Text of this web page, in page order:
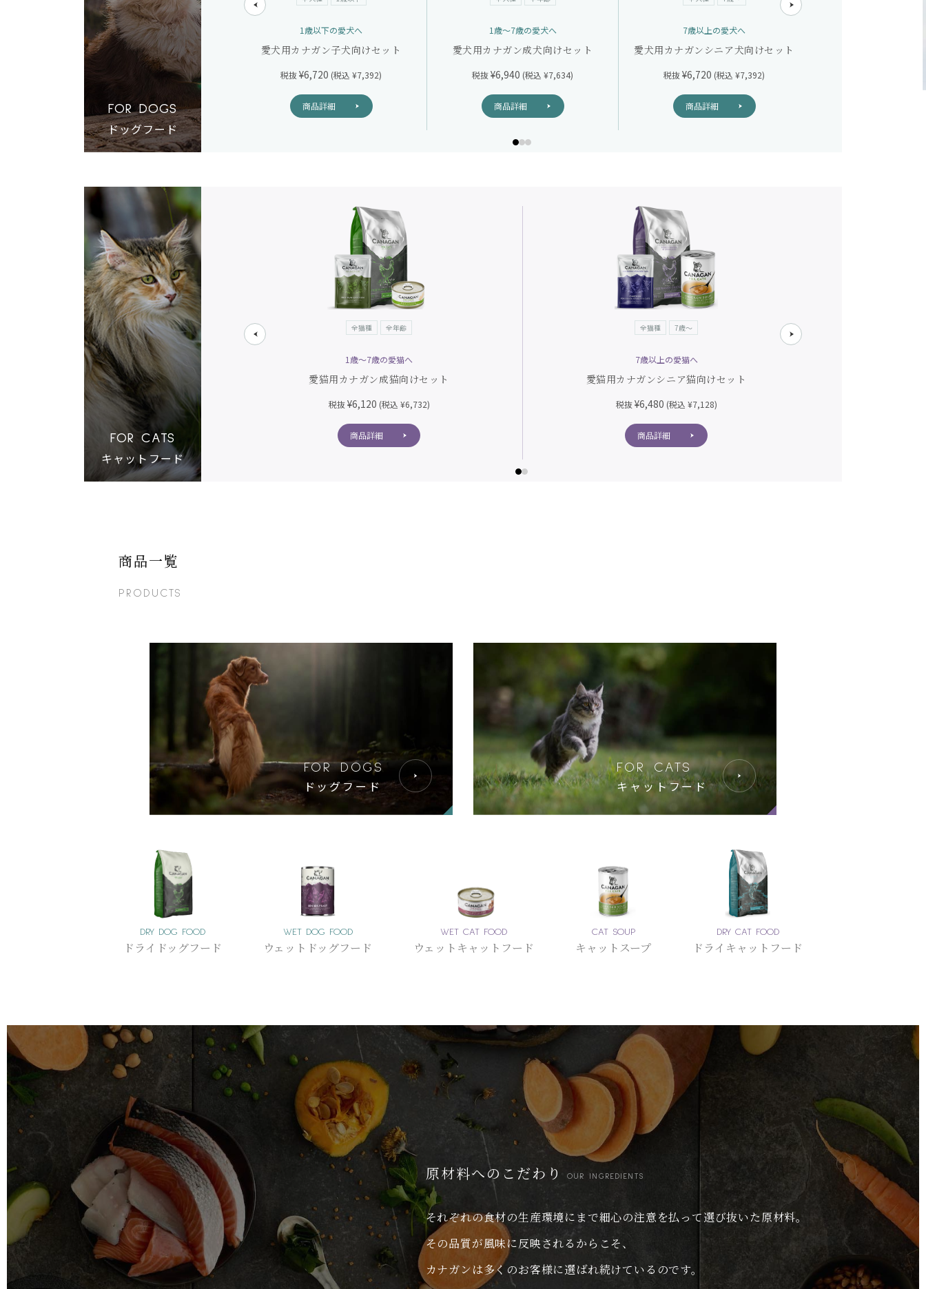
FOR DOGS
ドッグフード
7歳以上の愛犬へ
愛犬用カナガンシニア犬向けセット
(税込 ¥7,392)
商品詳細
1歳以下の愛犬へ
愛犬用カナガン子犬向けセット
税抜¥6,720 (税込 ¥7,392)
商品詳細
1歳～7歳の愛犬へ
愛犬用カナガン成犬向けセット
税抜¥6,940 (税込 ¥7,634)
商品詳細
7歳以上の愛犬へ
愛犬用カナガンシニア犬向けセット
税抜¥6,720 (税込 ¥7,392)
商品詳細
FOR CATS
キャットフード
7歳～
7歳以上の愛猫へ
愛猫用カナガンシニア猫向けセット
¥6,480(税込 ¥7,128)
全猫種 全年齢
1歳～7歳の愛猫へ
愛猫用カナガン成猫向けセット
税抜¥6,120 (税込 ¥6,732)
商品詳細
全猫種 7歳～
7歳以上の愛猫へ
愛猫用カナガンシニア猫向けセット
税抜¥6,480 (税込 ¥7,128)
商品詳細
商品一覧
PRODUCTS
FOR DOGS
ドッグフード
FOR CATS
キャットフード
DRY DOG FOOD
ドライドッグフード
WET DOG FOOD
ウェットドッグフード
WET CAT FOOD
ウェットキャットフード
CAT SOUP
キャットスープ
DRY CAT FOOD
ドライキャットフード
原材料へのこだわり OUR INGREDIENTS
それぞれの食材の生産環境にまで細心の注意を払って選び抜いた原材料。
その品質が風味に反映されるからこそ、
カナガンは多くのお客様に選ばれ続けているのです。